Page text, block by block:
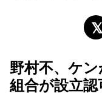
野村不、ケ
組合が設立認